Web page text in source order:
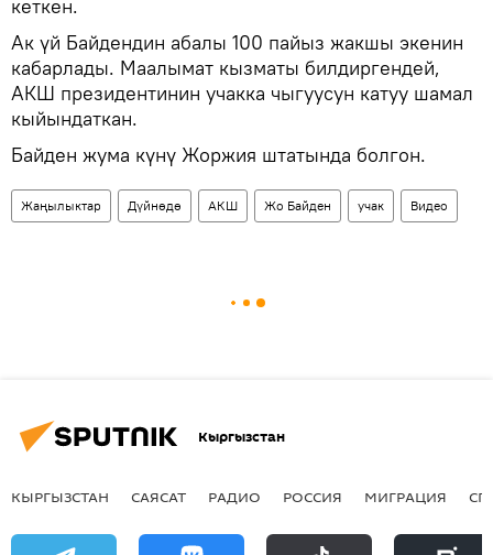
кеткен.
​Ак үй Байдендин абалы 100 пайыз жакшы экенин
кабарлады. Маалымат кызматы билдиргендей,
АКШ президентинин учакка чыгуусун катуу шамал
кыйындаткан.
Байден жума күнү Жоржия штатында болгон.
Жаңылыктар Дүйнөдө АКШ Жо Байден учак Видео
Кыргызстан
КЫРГЫЗСТАН САЯСАТ РАДИО РОССИЯ МИГРАЦИЯ